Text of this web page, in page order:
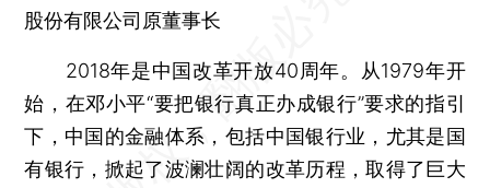
股份有限公司原董事长
2018年是中国改革开放40周年。从1979年开
始，在邓小平“要把银行真正办成银行”要求的指引
下，中国的金融体系，包括中国银行业，尤其是国
有银行，掀起了波澜壮阔的改革历程，取得了巨大